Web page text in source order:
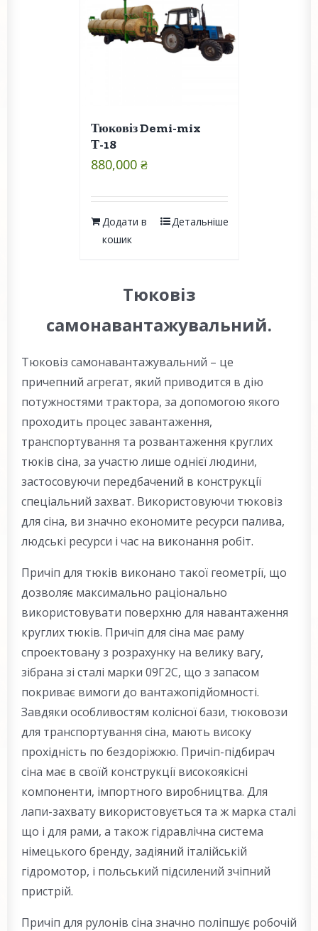
Тюковіз Demi-mix
Т-18
880,000 ₴
Додати в
кошик
Детальніше
Тюковіз
самонавантажувальний.
Тюковіз самонавантажувальний – це
причепний агрегат, який приводится в дію
потужностями трактора, за допомогою якого
проходить процес завантаження,
транспортування та розвантаження круглих
тюків сіна, за участю лише однієї людини,
застосовуючи передбачений в конструкції
спеціальний захват. Використовуючи тюковіз
для сіна, ви значно економите ресурси палива,
людські ресурси і час на виконання робіт.
Причіп для тюків виконано такої геометрії, що
дозволяє максимально раціонально
використовувати поверхню для навантаження
круглих тюків. Причіп для сіна має раму
спроектовану з розрахунку на велику вагу,
зібрана зі сталі марки 09Г2С, що з запасом
покриває вимоги до вантажопідйомності.
Завдяки особливостям колісної бази, тюковози
для транспортування сіна, мають високу
прохідність по бездоріжжю. Причіп-підбирач
сіна має в своїй конструкції високоякісні
компоненти, імпортного виробництва. Для
лапи-захвату використовується та ж марка сталі
що і для рами, а також гідравлічна система
німецького бренду, задіяний італійській
гідромотор, і польський підсилений зчіпний
пристрій.
Причіп для рулонів сіна значно поліпшує робочій